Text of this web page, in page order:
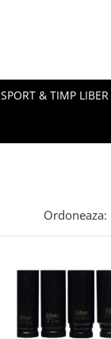
SPORT & TIMP LIBER
Ordoneaza: